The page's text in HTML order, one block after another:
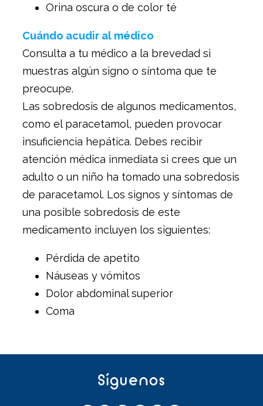
Orina oscura o de color té
Cuándo acudir al médico
Consulta a tu médico a la brevedad si
muestras algún signo o síntoma que te
preocupe.
Las sobredosis de algunos medicamentos,
como el paracetamol, pueden provocar
insuficiencia hepática. Debes recibir
atención médica inmediata si crees que un
adulto o un niño ha tomado una sobredosis
de paracetamol. Los signos y síntomas de
una posible sobredosis de este
medicamento incluyen los siguientes:
Pérdida de apetito
Náuseas y vómitos
Dolor abdominal superior
Coma
Síguenos